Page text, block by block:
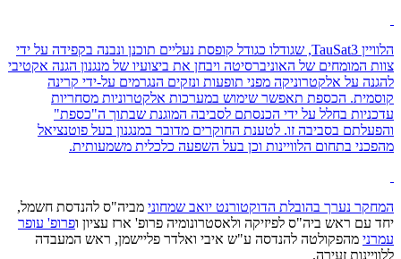
הלוויין TauSat3, שגודלו כגודל קופסת נעליים תוכנן ונבנה בקפידה על ידי
צוות המומחים של האוניברסיטה ויבחן את ביצועיו של מנגנון הגנה אקטיבי
להגנה על אלקטרוניקה מפני תופעות ונזקים הנגרמים על-ידי קרינה
קוסמית. הכספת תאפשר שימוש במערכות אלקטרוניות מסחריות
עדכניות בחלל על ידי הכנסתם לסביבה המוגנת שבתוך ה"כספת"
והפעלתם בסביבה זו. לטענת החוקרים מדובר במנגנון בעל פוטנציאל
מהפכני בתחום הלוויינות וכן בעל השפעה כלכלית משמעותית.
המחקר נערך בהובלת הדוקטורנט יואב שמחוני מביה"ס להנדסת חשמל,
יחד עם ראש ביה"ס לפיזיקה ולאסטרונומיה פרופ' ארז עציון ופרופ' עופר
עמרני מהפקולטה להנדסה ע"ש איבי ואלדר פליישמן, ראש המעבדה
ללוויינות זעירה.